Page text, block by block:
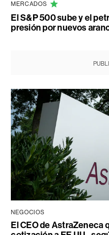
MERCADOS
El S&P 500 sube y el
presión por nuevos
NEGOCIOS
El CEO de AstraZeneca